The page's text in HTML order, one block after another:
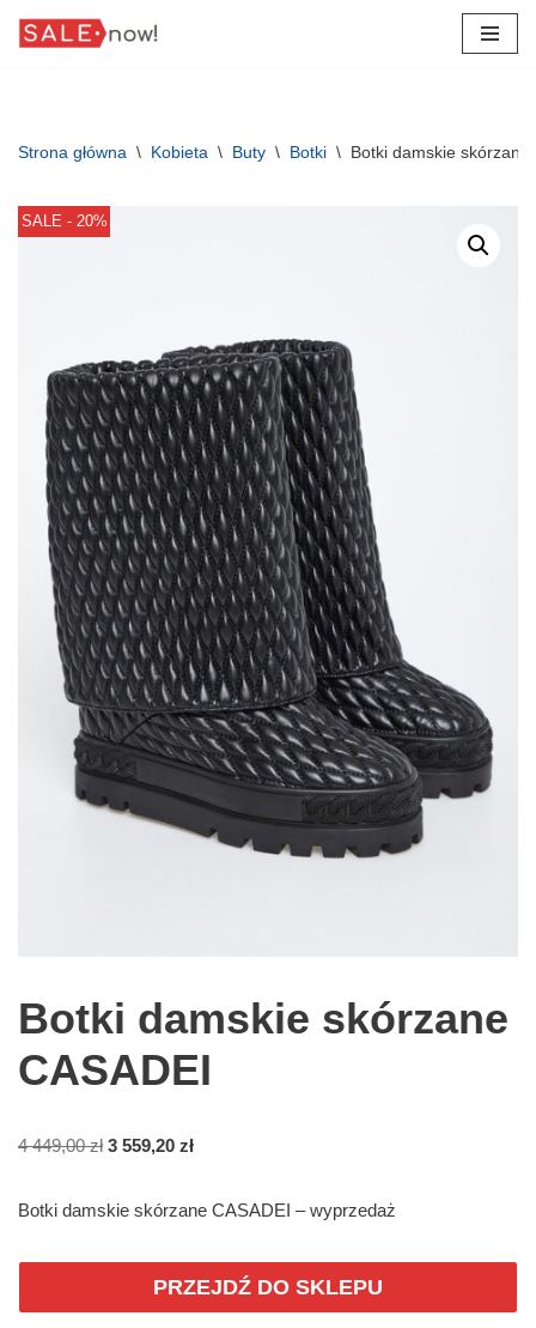
Strona główna \ Kobieta \ Buty \ Botki \ Botki damskie skórzane
SALE - 20%
Botki damskie skórzane
CASADEI
4 449,00zł 3 559,20 zł
Botki damskie skórzane CASADEI – wyprzedaż
PRZEJDŹ DO SKLEPU